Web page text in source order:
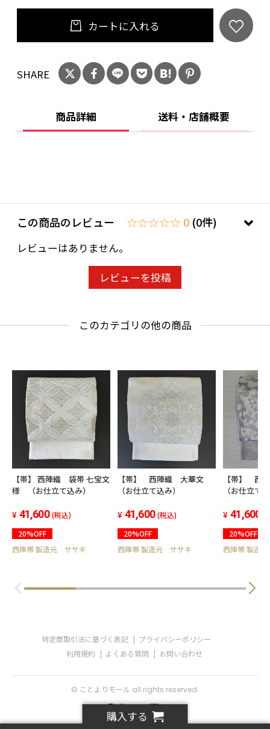
カートに入れる
SHARE
購入する
商品詳細 送料・店舗概要
この商品のレビュー ☆☆☆☆☆ 0 (0件)
レビューはありません。
レビューを投稿
このカテゴリの他の商品
【帯】 西陣織 袋帯 七宝文
様 （お仕立て込み）
41,600 (税込)
20%OFF
西陣帯 製造元 ササキ
【帯】 西陣織 大華文
（お仕立て込み）
41,600 (税込)
20%OFF
西陣帯 製造元 ササキ
【帯】
（お仕立て
41,600
20%OFF
西陣帯 製造
特定商取引法に基づく表記
プライバシーポリシー
利用規約
よくある質問 お問い合わせ
© ことよりモール all rights reserved.